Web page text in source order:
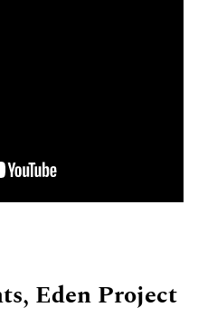
Eden Project